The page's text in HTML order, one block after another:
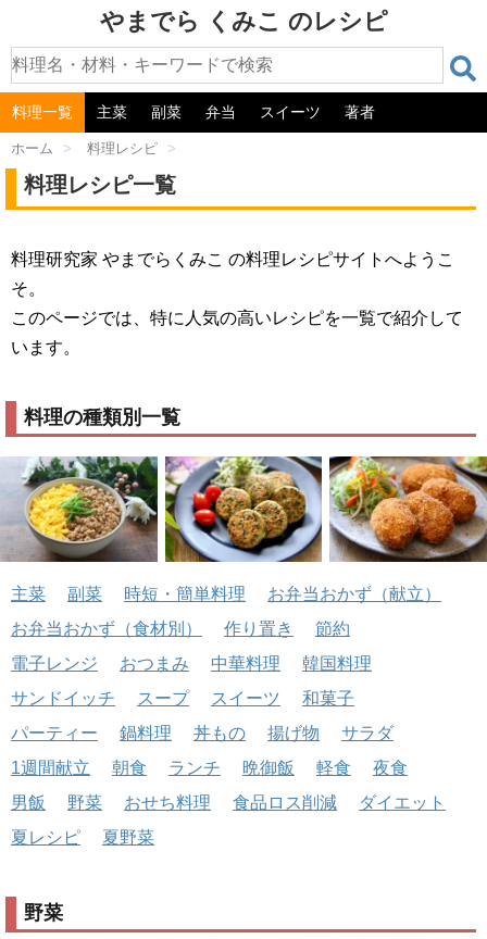
やまでら くみこ のレシピ
料理一覧 主菜 副菜 弁当 スイーツ 著者
ホーム > 料理レシピ >
料理レシピ一覧
料理研究家 やまでらくみこ の料理レシピサイトへようこ
そ。
このページでは、特に人気の高いレシピを一覧で紹介して
います。
料理の種類別一覧
主菜 副菜 時短・簡単料理
お弁当おかず（献立）
お弁当おかず（食材別）
作り置き
節約
電子レンジ
おつまみ 中華料理
韓国料理
サンドイッチ
スープ スイーツ
和菓子
パーティー
鍋料理 丼もの 揚げ物
サラダ
1週間献立
朝食 ランチ 晩御飯 軽食
夜食
男飯
野菜 おせち料理 食品ロス削減
ダイエット
夏レシピ
夏野菜
野菜